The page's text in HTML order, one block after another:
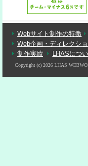
Webサイト制作の特徴
Web企画・ディレクシ
制作実績
LHASにつ
Copyright (c) 2026 LHAS